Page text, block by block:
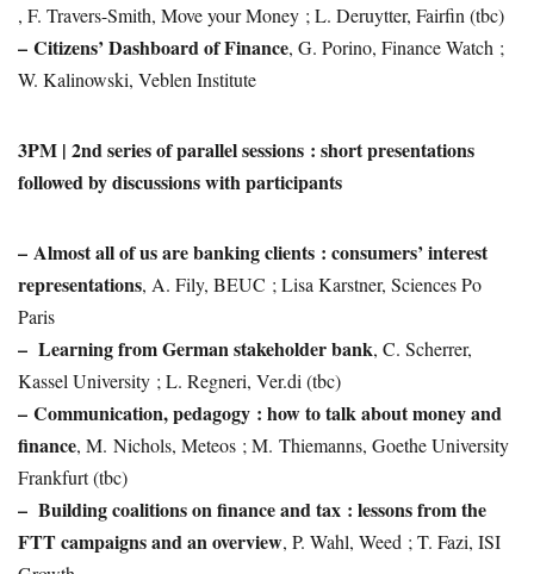
, F. Travers-Smith, Move your Money ; L. Deruytter, Fairfin (tbc)
– Citizens’ Dashboard of Finance, G. Porino, Finance Watch ;
W. Kalinowski, Veblen Institute
3PM | 2nd series of parallel sessions : short presentations
followed by discussions with participants
– Almost all of us are banking clients : consumers’ interest
representations, A. Fily, BEUC ; Lisa Karstner, Sciences Po
Paris
– Learning from German stakeholder bank, C. Scherrer,
Kassel University ; L. Regneri, Ver.di (tbc)
– Communication, pedagogy : how to talk about money and
finance, M. Nichols, Meteos ; M. Thiemanns, Goethe University
Frankfurt (tbc)
– Building coalitions on finance and tax : lessons from the
FTT campaigns and an overview, P. Wahl, Weed ; T. Fazi, ISI